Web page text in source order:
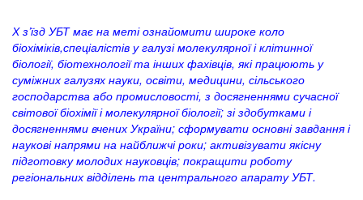
Х з’їзд УБТ має на меті ознайомити широке коло
біохіміків,спеціалістів у галузі молекулярної і клітинної
біології, біотехнології та інших фахівців, які працюють у
суміжних галузях науки, освіти, медицини, сільського
господарства або промисловості, з досягненнями сучасної
світової біохімії і молекулярної біології; зі здобутками і
досягненнями вчених України; сформувати основні завдання і
наукові напрями на найближчі роки; активізувати якісну
підготовку молодих науковців; покращити роботу
регіональних відділень та центрального апарату УБТ.